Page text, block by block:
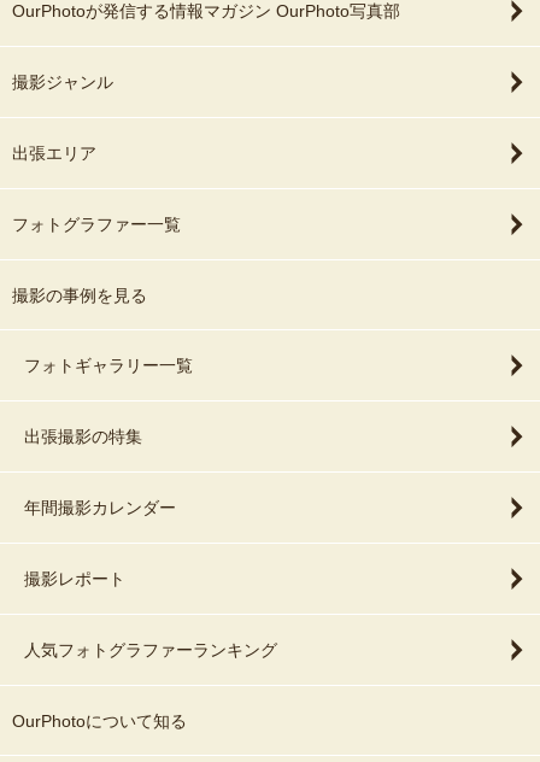
OurPhotoが発信する情報マガジン OurPhoto写真部
撮影ジャンル
出張エリア
フォトグラファー一覧
撮影の事例を見る
フォトギャラリー一覧
出張撮影の特集
年間撮影カレンダー
撮影レポート
人気フォトグラファーランキング
OurPhotoについて知る